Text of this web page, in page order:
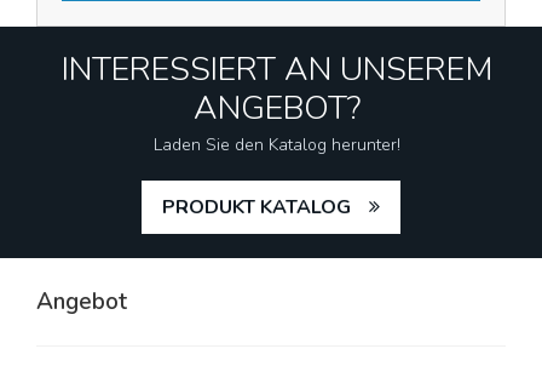
INTERESSIERT AN UNSEREM
ANGEBOT?
Laden Sie den Katalog herunter!
PRODUKT KATALOG
Angebot